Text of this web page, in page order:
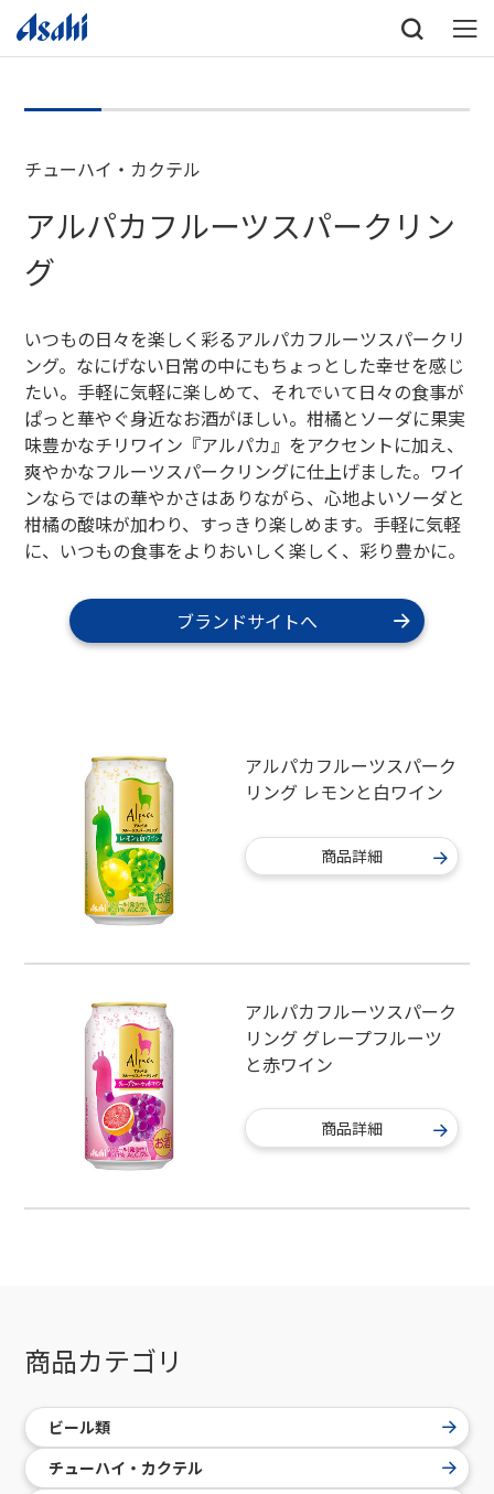
チューハイ・カクテル
アルパカフルーツスパークリン
グ
いつもの日々を楽しく彩るアルパカフルーツスパークリ
ング。なにげない日常の中にもちょっとした幸せを感じ
たい。手軽に気軽に楽しめて、それでいて日々の食事が
ぱっと華やぐ身近なお酒がほしい。柑橘とソーダに果実
味豊かなチリワイン『アルパカ』をアクセントに加え、
爽やかなフルーツスパークリングに仕上げました。ワイ
ンならではの華やかさはありながら、心地よいソーダと
柑橘の酸味が加わり、すっきり楽しめます。手軽に気軽
に、いつもの食事をよりおいしく楽しく、彩り豊かに。
ブランドサイトへ
アルパカフルーツスパーク
リング レモンと白ワイン
商品詳細
アルパカフルーツスパーク
リング グレープフルーツ
と赤ワイン
商品詳細
商品カテゴリ
ビール類
チューハイ・カクテル